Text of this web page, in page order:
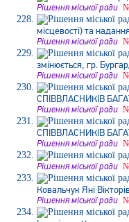
Рішення міської ради
місцевості) та
Рішення міської ради
змінюється, гр.
Рішення міської ради
СПІВВЛАСНИКІВ
Рішення міської ради
СПІВВЛАСНИКІВ
Рішення міської ради
Рішення міської ради
Ковальчук Яні
Рішення міської ради